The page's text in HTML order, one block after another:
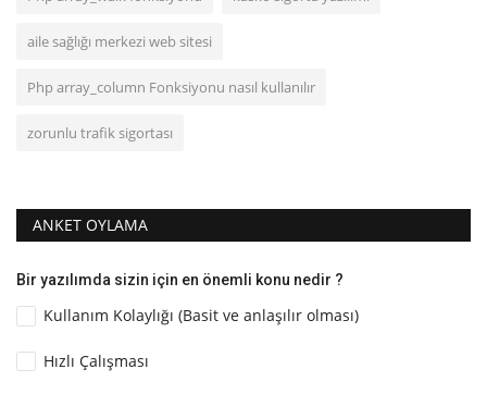
aile sağlığı merkezi web sitesi
Php array_column Fonksiyonu nasıl kullanılır
zorunlu trafik sigortası
ANKET OYLAMA
Bir yazılımda sizin için en önemli konu nedir ?
Kullanım Kolaylığı (Basit ve anlaşılır olması)
Hızlı Çalışması